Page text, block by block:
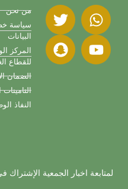
من نحن
سياسة
البيانات
المركز
للقطاع
الضمان
التامينات
النفاذ
لمتابعة اخبار الجمعية الإشتراك